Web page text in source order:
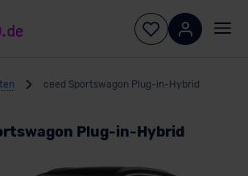
ceed Sportswagon Plug-in-Hybrid
Plug-in-Hybrid